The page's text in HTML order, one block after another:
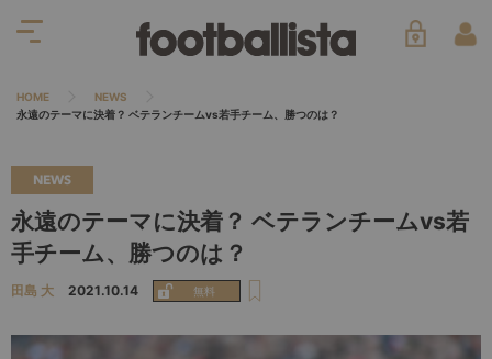
HOME
NEWS
永遠のテーマに決着？ ベテランチームvs若手チーム、勝つのは？
NEWS
永遠のテーマに決着？ ベテランチームvs若
手チーム、勝つのは？
田島 大 2021.10.14